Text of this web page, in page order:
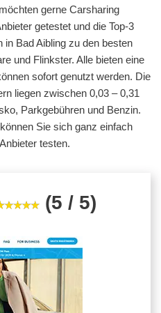
gerne Carsharing
getestet und die Top-3
Bad Aibling zu den besten
und Flinkster. Alle bieten eine
sofort genutzt werden. Die
liegen zwischen 0,03 – 0,31
Parkgebühren und Benzin.
Sie sich ganz einfach
testen.
(5 / 5)